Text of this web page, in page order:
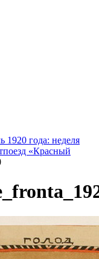
1920 года: неделя
«Красный